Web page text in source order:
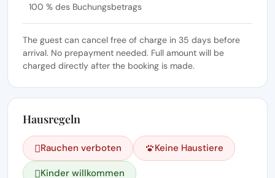
100 % des Buchungsbetrags
The guest can cancel free of charge in 35 days before
arrival. No prepayment needed. Full amount will be
charged directly after the booking is made.
Hausregeln
Rauchen verboten Keine Haustiere
Kinder willkommen